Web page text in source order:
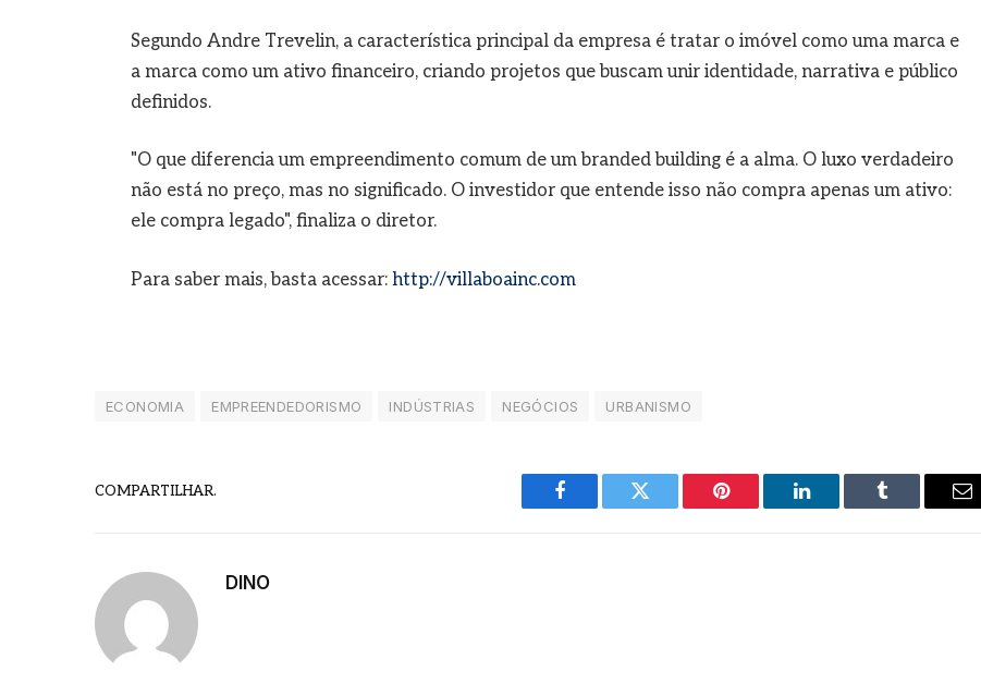
Segundo Andre Trevelin, a característica principal da empresa é tratar o imóvel como uma marca e
a marca como um ativo financeiro, criando projetos que buscam unir identidade, narrativa e público
definidos.
"O que diferencia um empreendimento comum de um branded building é a alma. O luxo verdadeiro
não está no preço, mas no significado. O investidor que entende isso não compra apenas um ativo:
ele compra legado", finaliza o diretor.
Para saber mais, basta acessar:http://villaboainc.com
ECONOMIA EMPREENDEDORISMO INDÚSTRIAS NEGÓCIOS URBANISMO
COMPARTILHAR.
Facebook Twitter Pinterest LinkedIn Tumblr
E-
DINO